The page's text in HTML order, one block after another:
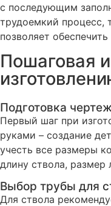
с последующим
трудоемкий процесс,
позволяет
Пошаговая
Подготовка
Первый шаг при
руками – создание
учесть все размеры
длину ствола, размер
Выбор трубы для
Для ствола